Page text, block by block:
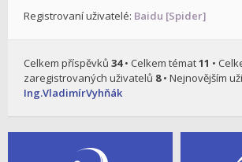
Registrovaní uživatelé: Baidu [Spider]
Celkem příspěvků 34• Celkem témat11 •
zaregistrovaných uživatelů 8• Nejnovějším
Ing.VladimírVyhňák